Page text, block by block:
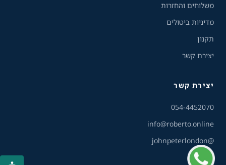
משלוחים והחזרות
מדיניות ביטולים
תקנון
יצירת קשר
יצירת קשר
054-4452070
info@roberto.online
@johnpeterlondon
שירות הלקוחות והמכירות